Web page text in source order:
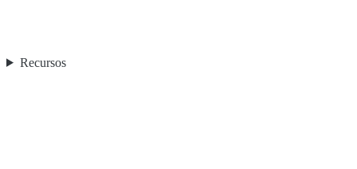
Recursos